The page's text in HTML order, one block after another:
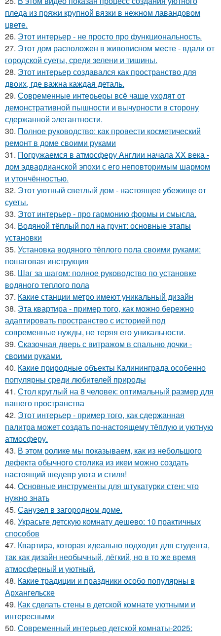
пледа из пряжи крупной вязки в нежном лавандовом
цвете.
26. Этот интерьер - не просто про функциональность.
27. Этот дом расположен в живописном месте - вдали от
городской суеты, среди зелени и тишины.
28. Этот интерьер создавался как пространство для
двоих, где важна каждая деталь.
29. Современные интерьеры всё чаще уходят от
демонстративной пышности и вычурности в сторону
сдержанной элегантности.
30. Полное руководство: как провести косметический
ремонт в доме своими руками
31. Погружаемся в атмосферу Англии начала XX века -
дом эдвардианской эпохи с его неповторимым шармом
и утончённостью.
32. Этот уютный светлый дом - настоящее убежище от
суеты.
33. Этот интерьер - про гармонию формы и смысла.
34. Водяной тёплый пол на грунт: основные этапы
установки
35. Установка водяного тёплого пола своими руками:
пошаговая инструкция
36. Шаг за шагом: полное руководство по установке
водяного теплого пола
37. Какие станции метро имеют уникальный дизайн
38. Эта квартира - пример того, как можно бережно
адаптировать пространство с историей под
современные нужды, не теряя его уникальности.
39. Сказочная дверь с витражом в спальню дочки -
своими руками.
40. Какие природные объекты Калининграда особенно
популярны среди любителей природы
41. Стол круглый на 8 человек: оптимальный размер для
вашего пространства
42. Этот интерьер - пример того, как сдержанная
палитра может создать по-настоящему тёплую и уютную
атмосферу.
43. В этом ролике мы показываем, как из небольшого
дефекта обычного столика из икеи можно создать
настоящий шедевр уюта и стиля!
44. Основные инструменты для штукатурки стен: что
нужно знать
45. Санузел в загородном доме.
46. Украсьте детскую комнату дешево: 10 практичных
способов
47. Квартира, которая идеально подходит для студента,
так как дизайн необычный, лёгкий, но в то же время
атмосферный и уютный.
48. Какие традиции и праздники особо популярны в
Архангельске
49. Как сделать стены в детской комнате уютными и
интересными
50. Современный интерьер детской комнаты-2025: